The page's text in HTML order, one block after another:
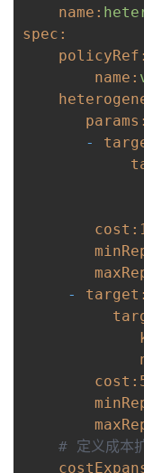
name:
spec:
policyRef:
name:
params:
-
cost:
- target:
cost:
# 定义成本